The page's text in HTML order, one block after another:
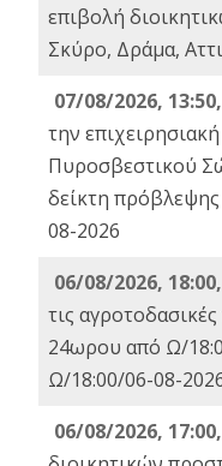
επιβολή
Σκύρο, Δράμα,
07/08/2026,
την
Πυροσβεστικού
δείκτη πρόβλεψης
08-2026
06/08/2026,
τις
24ωρου από Ω/
Ω/18:00/06-08-
06/08/2026,